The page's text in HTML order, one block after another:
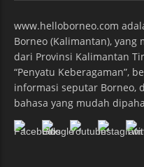
www.helloborneo.com
Borneo (Kalimantan),
dari Provinsi Kalimantan
“Penyatu Keberagaman”,
informasi seputar Borneo,
bahasa yang mudah